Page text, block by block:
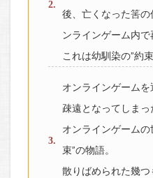
後、亡くなった筈
ンラインゲーム内で
これは幼馴染の”約束
オンラインゲーム
疎遠となってしま
オンラインゲーム
束”の物語。
散りばめられた幾